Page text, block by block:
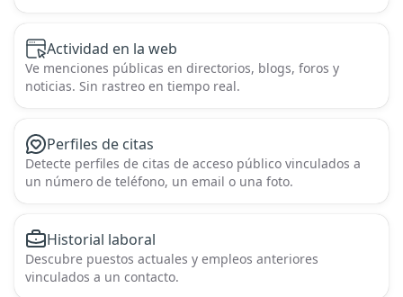
Actividad en la web
Ve menciones públicas en directorios, blogs, foros y
noticias. Sin rastreo en tiempo real.
Perfiles de citas
Detecte perfiles de citas de acceso público vinculados a
un número de teléfono, un email o una foto.
Historial laboral
Descubre puestos actuales y empleos anteriores
vinculados a un contacto.